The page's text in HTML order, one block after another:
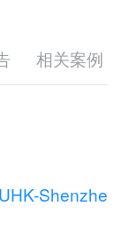
相关案例
Shenzhe